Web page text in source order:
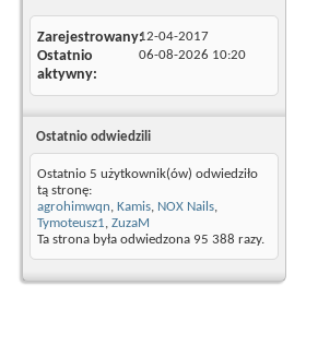
Zarejestrowany12-04-2017
Ostatnio
aktywny
06-08-2026 10:20
Ostatnio odwiedzili
Ostatnio 5 użytkownik(ów) odwiedziło
tą stronę:
agrohimwqn, Kamis, NOX Nails,
Tymoteusz1, ZuzaM
Ta strona była odwiedzona 95 388 razy.